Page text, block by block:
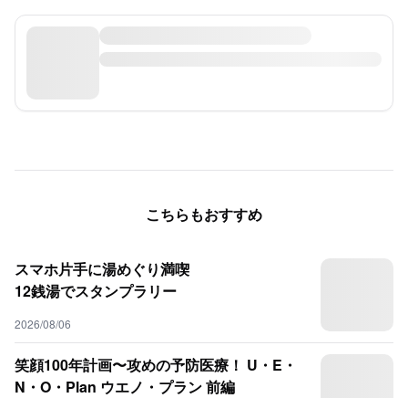
こちらもおすすめ
スマホ片手に湯めぐり満喫
12銭湯でスタンプラリー
2026/08/06
笑顔100年計画〜攻めの予防医療！ U・E・
N・O・Plan ウエノ・プラン 前編